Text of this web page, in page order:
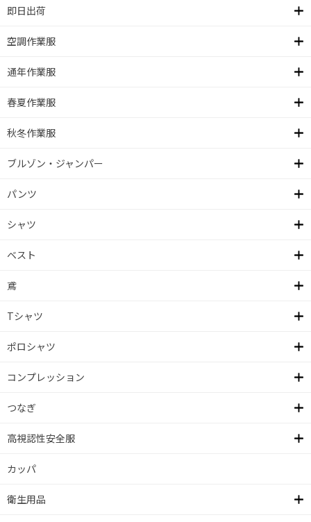
即日出荷
空調作業服
通年作業服
春夏作業服
秋冬作業服
ブルゾン・ジャンパー
パンツ
シャツ
ベスト
鳶
Tシャツ
ポロシャツ
コンプレッション
つなぎ
高視認性安全服
カッパ
衛生用品